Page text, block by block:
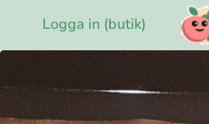
Logga in (butik)